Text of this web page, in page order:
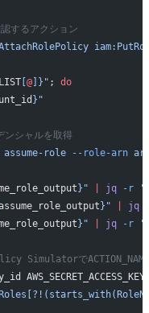
するアクション
[ @]}" ; do
}"
シャルを取得
assume-role --role-arn
}" jq -r
}" jq
}" jq -r
SimulatorでACTION_NAME
AWS_SECRET_ACCESS_KEY